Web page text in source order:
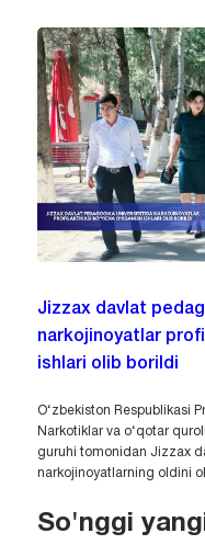
Jizzax davlat
narkojinoyatlar
ishlari olib borildi
O‘zbekiston Respublikasi
Narkotiklar va o‘qotar
guruhi tomonidan Jizzax
narkojinoyatlarning oldini
So'nggi